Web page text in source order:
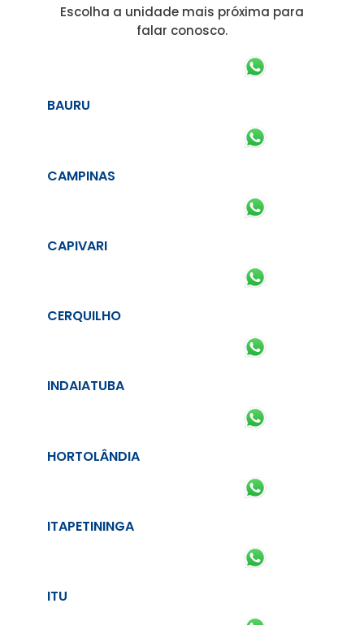
Escolha a unidade mais próxima para
falar conosco.
BAURU
CAMPINAS
CAPIVARI
CERQUILHO
INDAIATUBA
HORTOLÂNDIA
ITAPETININGA
ITU